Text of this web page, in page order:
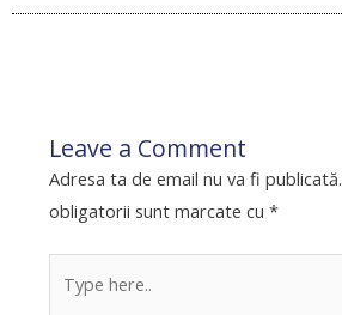
Leave a Comment
Adresa ta de email nu va fi publicată.
obligatorii sunt marcate cu*
here..